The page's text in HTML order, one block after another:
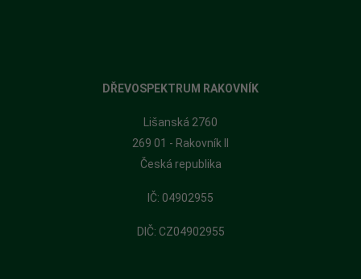
DŘEVOSPEKTRUM RAKOVNÍK
Lišanská 2760
269 01 - Rakovník II
Česká republika
​IČ: 04902955
DIČ: CZ04902955